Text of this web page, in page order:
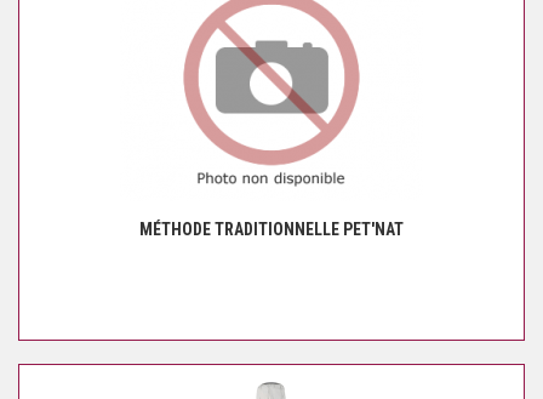
MÉTHODE TRADITIONNELLE PET'NAT